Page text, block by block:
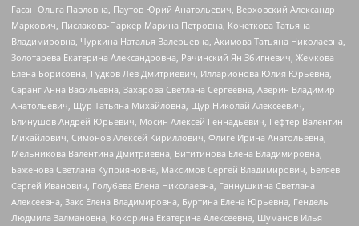
Гасан Ольга Павловна, Паутов Юрий Анатольевич, Верховский Александр
Маркович, Пислакова-Паркер Марина Петровна, Кочеткова Татьяна
Владимировна, Чуркина Наталья Валерьевна, Акимова Татьяна Николаевна,
Золотарева Екатерина Александровна, Рачинский Ян Збигневич, Жемкова
Елена Борисовна, Гудков Лев Дмитриевич, Илларионова Юлия Юрьевна,
Саранг Анна Васильевна, Захарова Светлана Сергеевна, Аверин Владимир
Анатольевич, Щур Татьяна Михайловна, Щур Николай Алексеевич,
Блинушов Андрей Юрьевич, Мосин Алексей Геннадьевич, Гефтер Валентин
Михайлович, Симонов Алексей Кириллович, Флиге Ирина Анатольевна,
Мельникова Валентина Дмитриевна, Вититинова Елена Владимировна,
Баженова Светлана Куприяновна, Максимов Сергей Владимирович, Беляев
Сергей Иванович, Голубева Елена Николаевна, Ганнушкина Светлана
Алексеевна, Закс Елена Владимировна, Буртина Елена Юрьевна, Гендель
Людмила Залмановна, Кокорина Екатерина Алексеевна, Шуманов Илья